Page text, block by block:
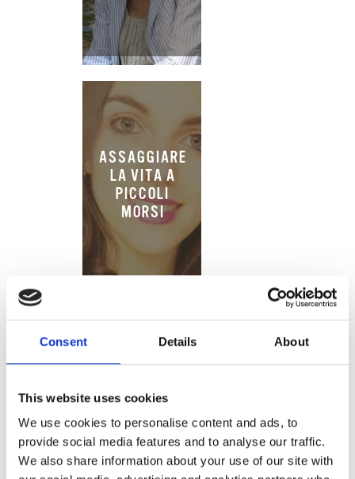
Consent Details About
This website uses cookies
We use cookies to personalise content and ads, to
provide social media features and to analyse our traffic.
We also share information about your use of our site with
ASSAGGIARE
LA VITA A
PICCOLI
MORSI
LE MIE
RICETTE CON
E SENZA